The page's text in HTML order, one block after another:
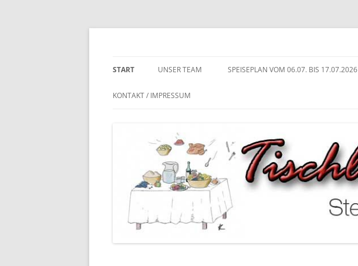
Zum
START UNSER TEAM SPEISEPLAN VOM 06.07. BIS 17.07.2026
KONTAKT / IMPRESSUM